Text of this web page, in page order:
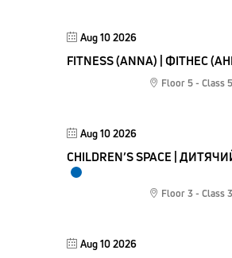
Aug 10 2026
FITNESS (ANNA) | ФІТНЕС
Floor 5 - Class
Aug 10 2026
CHILDREN’S SPACE |
Floor 3 - Class
Aug 10 2026